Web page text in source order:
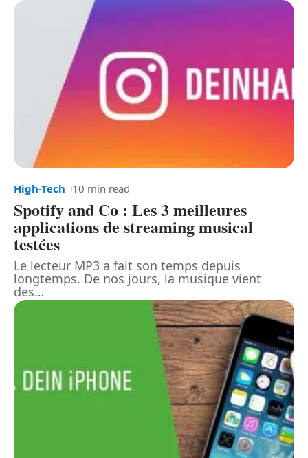
High-Tech 10 min read
Spotify and Co : Les 3 meilleures
applications de streaming musical
testées
Le lecteur MP3 a fait son temps depuis
longtemps. De nos jours, la musique vient
des…